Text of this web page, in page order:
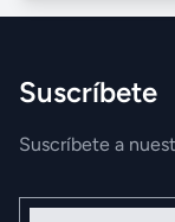
Suscríbete
Suscríbete a
Nombre y